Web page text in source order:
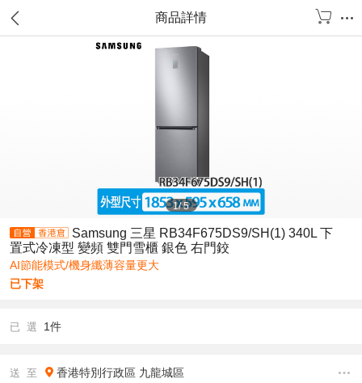
商品詳情
1/5
Samsung 三星 RB34F675DS9/SH(1) 340L 下
置式冷凍型 變頻 雙門雪櫃 銀色 右門鉸
AI節能模式/機身纖薄容量更大
已下架
已 選 1件
送 至 香港特別行政區 九龍城區